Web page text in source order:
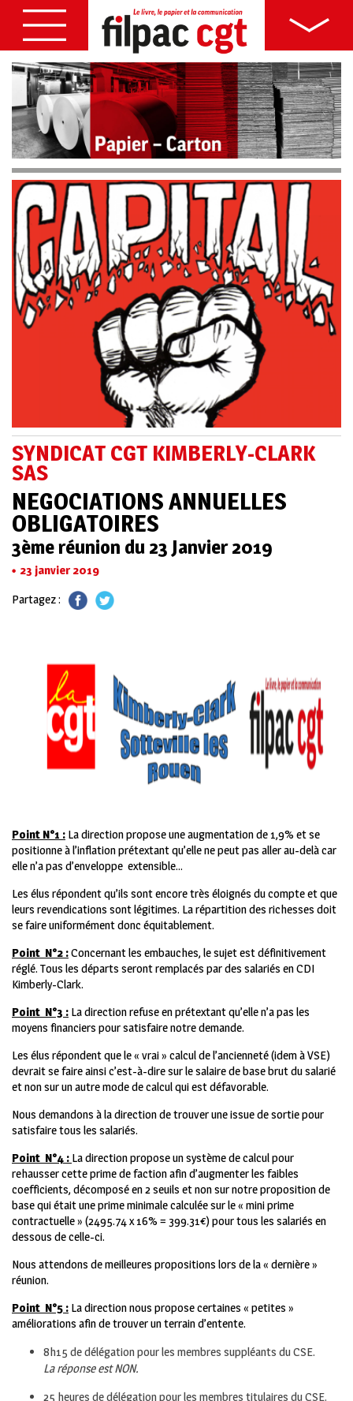
SYNDICAT CGT KIMBERLY-CLARK
SAS
NEGOCIATIONS ANNUELLES
OBLIGATOIRES
3ème réunion du 23 Janvier 2019
23 janvier 2019
Partagez :
Point N°1 : La direction propose une augmentation de 1,9% et se
positionne à l’inflation prétextant qu’elle ne peut pas aller au-delà car
elle n’a pas d’enveloppe extensible…
Les élus répondent qu’ils sont encore très éloignés du compte et que
leurs revendications sont légitimes. La répartition des richesses doit
se faire uniformément donc équitablement.
Point N°2 :Concernant les embauches, le sujet est définitivement
réglé. Tous les départs seront remplacés par des salariés en CDI
Kimberly-Clark.
Point N°3 : La direction refuse en prétextant qu’elle n’a pas les
moyens financiers pour satisfaire notre demande.
Les élus répondent que le « vrai » calcul de l’ancienneté (idem à VSE)
devrait se faire ainsi c’est-à-dire sur le salaire de base brut du salarié
et non sur un autre mode de calcul qui est défavorable.
Nous demandons à la direction de trouver une issue de sortie pour
satisfaire tous les salariés.
Point N°4 : La direction propose un système de calcul pour
rehausser cette prime de faction afin d’augmenter les faibles
coefficients, décomposé en 2 seuils et non sur notre proposition de
base qui était une prime minimale calculée sur le « mini prime
contractuelle » (2495.74 x 16% = 399.31€) pour tous les salariés en
dessous de celle-ci.
Nous attendons de meilleures propositions lors de la « dernière »
réunion.
Point N°5 : La direction nous propose certaines « petites »
améliorations afin de trouver un terrain d’entente.
8h15 de délégation pour les membres suppléants du CSE.
La réponse est NON.
25 heures de délégation pour les membres titulaires du CSE.